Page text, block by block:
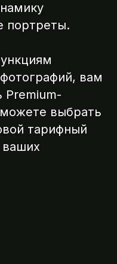
портреты.
вам
Premium-
выбрать
тарифный
ваших